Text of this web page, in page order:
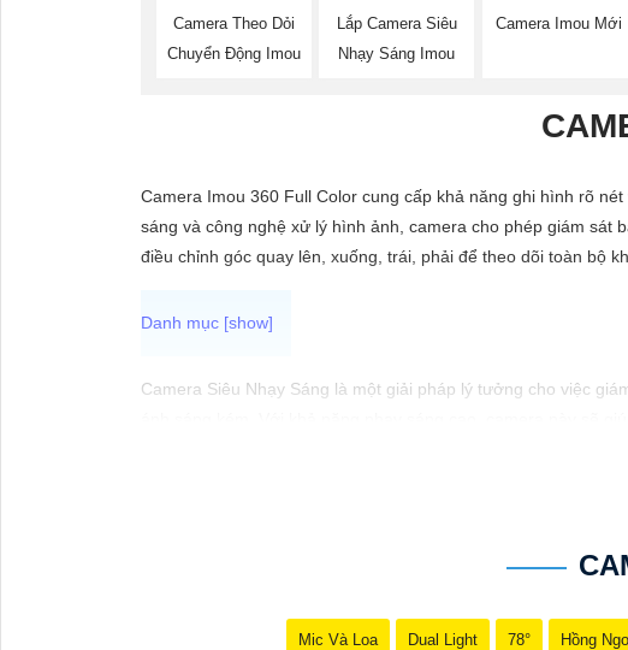
Camera Theo Dỏi
Chuyển Động Imou
Lắp Camera Siêu
Nhạy Sáng Imou
Camera Imou Mới
Camera Imou 360 Full Color cung cấp khả năng ghi hình rõ
sáng và công nghệ xử lý hình ảnh, camera cho phép giám sát
điều chỉnh góc quay lên, xuống, trái, phải để theo dõi toàn bộ
Camera Siêu Nhạy Sáng là một giải pháp lý tưởng cho việc
Camera Siêu Nhạy Sáng là một lựa chọn phù hợp cho việc
Mic Và Loa Dual Light 78° Hồng